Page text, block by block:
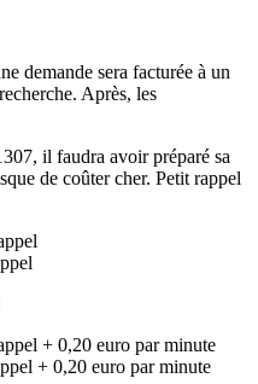
demande sera facturée à un
Après, les
il faudra avoir préparé sa
de coûter cher. Petit rappel
+ 0,20 euro par minute
+ 0,20 euro par minute